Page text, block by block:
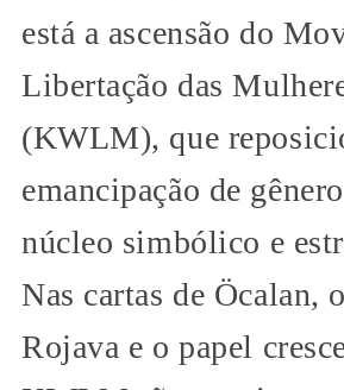
está a ascensão do
Libertação das
(KWLM), que
emancipação de
núcleo simbólico e
Nas cartas de Öcalan,
Rojava e o papel